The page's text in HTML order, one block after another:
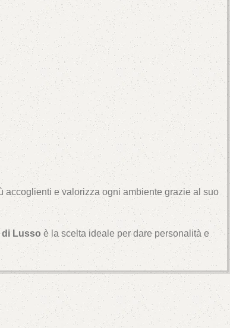
accoglienti e valorizza ogni ambiente grazie al suo
di Lusso è la scelta ideale per dare personalità e